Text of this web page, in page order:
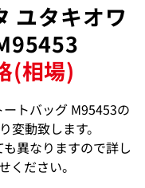
ユタキオワ
(相場)
トバッグ M95453の
変動致します。
異なりますので詳し
ください。